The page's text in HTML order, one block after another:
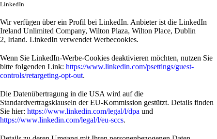
LinkedIn
Wir verfügen über ein Profil bei LinkedIn. Anbieter ist die LinkedIn
Ireland Unlimited Company, Wilton Plaza, Wilton Place, Dublin
2, Irland. LinkedIn verwendet Werbecookies.
Wenn Sie LinkedIn-Werbe-Cookies deaktivieren möchten, nutzen Sie
bitte folgenden Link: https://www.linkedin.com/psettings/guest-
controls/retargeting-opt-out.
Die Datenübertragung in die USA wird auf die
Standardvertragsklauseln der EU-Kommission gestützt. Details finden
Sie hier: https://www.linkedin.com/legal/l/dpa und
https://www.linkedin.com/legal/l/eu-sccs.